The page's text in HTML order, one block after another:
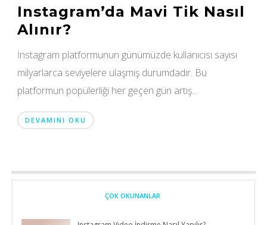
Instagram’da Mavi Tik Nasıl
Alınır?
İnstagram platformunun günümüzde kullanıcısı sayısı
milyarlarca seviyelere ulaşmış durumdadır. Bu
platformun popülerliği her geçen gün artış...
DEVAMINI OKU
ÇOK OKUNANLAR